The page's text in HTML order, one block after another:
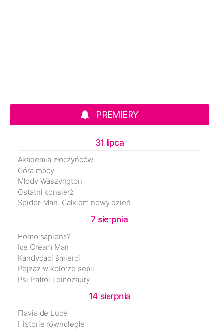
PREMIERY
31 lipca
Akademia złoczyńców
Góra mocy
Młody Waszyngton
Ostatni konsjerż
Spider-Man. Całkiem nowy dzień
7 sierpnia
Homo sapiens?
Ice Cream Man
Kandydaci śmierci
Pejzaż w kolorze sepii
Psi Patrol i dinozaury
14 sierpnia
Flavia de Luce
Historie równoległe